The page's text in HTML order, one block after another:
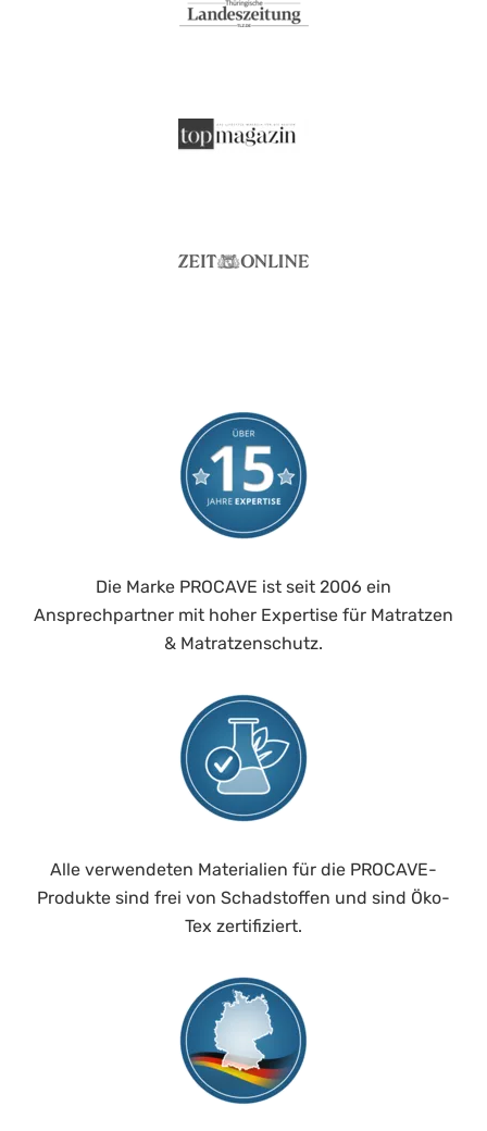
Die Marke PROCAVE ist seit 2006 ein
Ansprechpartner mit hoher Expertise für Matratzen
& Matratzenschutz.
Alle verwendeten Materialien für die PROCAVE-
Produkte sind frei von Schadstoffen und sind Öko-
Tex zertifiziert.